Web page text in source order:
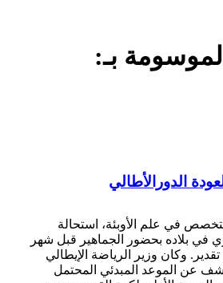
بـ:
الدورالأطالي
في علم الأوبئة، استحالة
في بلاده بحضور الجماهير قبل شهر
وكان وزير الرياضة الإيطالي
عن الموعد المبدئي المحتمل